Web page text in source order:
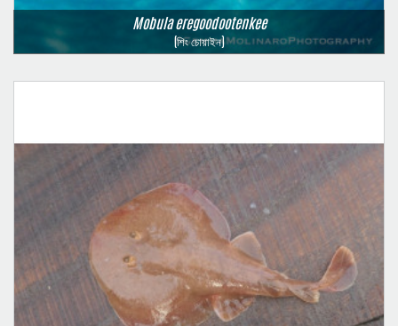
Mobula eregoodootenkee
(শিং চোয়াইন)